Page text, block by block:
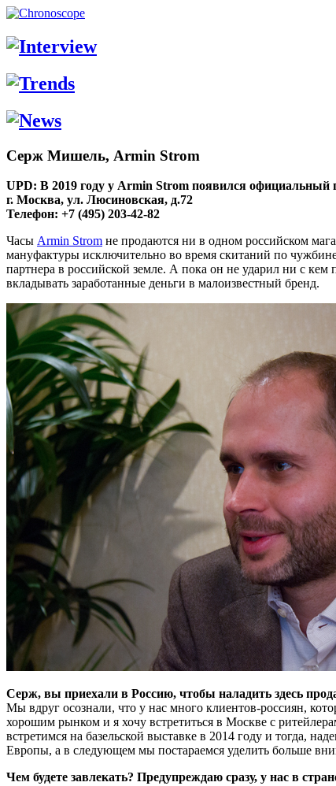
Серж Мишель, Armin Strom
UPD: В 2019 году у Armin Strom появился официальный
г. Москва, ул. Люсиновская, д.72
Телефон: +7 (495) 203-42-82
Часы Armin Strom не продаются ни в одном российском
мануфактуры исключительно во время скитаний по
партнера в российской земле. А пока он не ударил ни с
вкладывать заработанные деньги в малоизвестный бренд.
Серж, вы приехали в Россию, чтобы наладить здесь
Мы вдруг осознали, что у нас много клиентов-россиян,
хорошим рынком и я хочу встретиться в Москве с
встретимся на базельской выставке в 2014 году и тогда,
Европы, а в следующем мы постараемся уделить больше
Чем будете завлекать? Предупреждаю сразу, у нас в